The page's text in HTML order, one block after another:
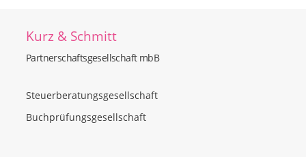
Kurz & Schmitt
Partnerschaftsgesellschaft mbB
Steuerberatungsgesellschaft
Buchprüfungsgesellschaft